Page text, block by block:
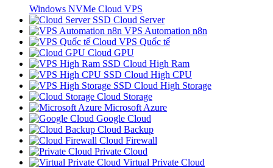
Windows NVMe Cloud VPS
SSD Cloud Server
VPS Automation n8n
Cloud VPS Quốc tế
Cloud GPU
SSD Cloud High Ram
SSD Cloud High CPU
SSD Cloud High Storage
Cloud Storage
Microsoft Azure
Google Cloud
Cloud Backup
Cloud Firewall
Private Cloud
Virtual Private Cloud